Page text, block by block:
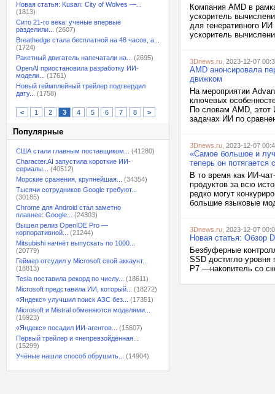
Новая статья: Kusan: City of Wolves —...
(1813)
Сито 21-го века: ученые впервые
разделили...
(2607)
Breathedge стала бесплатной на 48 часов, а...
(1724)
Ракетный двигатель напечатали на...
(2695)
OpenAI приостановила разработку ИИ-
модели...
(1761)
Новый геймплейный трейлер подтвердил
дату...
(1758)
< 1 2 3 4 5 6 7 8 >
Популярные
США стали главным поставщиком...
(41280)
Character.AI запустила короткие ИИ-
сериалы...
(40512)
Морские сражения, крупнейшая...
(34354)
Тысячи сотрудников Google требуют...
(30185)
Chrome для Android стал заметно
плавнее: Google...
(24303)
Вышел релиз OpenIDE Pro —
корпоративной...
(21244)
Mitsubishi начнёт выпускать по 1000...
(20779)
Геймер отсудил у Microsoft свой аккаунт...
(18813)
Tesla поставила рекорд по числу...
(18611)
Microsoft представила ИИ, который...
(18272)
«Яндекс» улучшил поиск АЗС без...
(17351)
Microsoft и Mistral обменяются моделями...
(16923)
«Яндекс» посадил ИИ-агентов...
(15607)
Первый трейлер и «непревзойдённая...
(15299)
Учёные нашли способ обрушить...
(14904)
Компания AMD в
ускоритель
для генеративного
ускоритель
3Dnews.ru , 2023-12-07
AMD анонсировала
движком
На мероприятии
ключевых
По словам AMD, этот
задачах ИИ по
3Dnews.ru , 2023-12-07
«Самое большое и
теперь он потягается
В то время как ИИ-
продуктов за всю
редко могут
большие языковые
3Dnews.ru , 2023-12-07
Новая статья: Обзор
Безбуферные
SSD достигло
P7 —накопитель со